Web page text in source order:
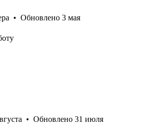
• Обновлено 3 мая
• Обновлено 31 июля